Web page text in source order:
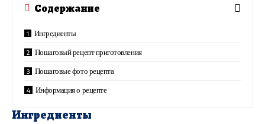
Содержание
Ингредиенты
Пошаговый рецепт приготовления
Пошаговые фото рецепта
Информация о рецепте
Ингредиенты